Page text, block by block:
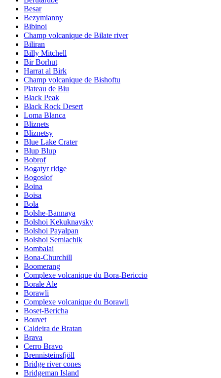
Besar
Bezymianny
Bibinoi
Champ volcanique de Bilate river
Biliran
Billy Mitchell
Bir Borhut
Harrat al Birk
Champ volcanique de Bishoftu
Plateau de Biu
Black Peak
Black Rock Desert
Loma Blanca
Bliznets
Bliznetsy
Blue Lake Crater
Blup Blup
Bobrof
Bogatyr ridge
Bogoslof
Boina
Boisa
Bola
Bolshe-Bannaya
Bolshoi Kekuknaysky
Bolshoi Payalpan
Bolshoi Semiachik
Bombalai
Bona-Churchill
Boomerang
Complexe volcanique du Bora-Bericcio
Borale Ale
Borawli
Complexe volcanique du Borawli
Boset-Bericha
Bouvet
Caldeira de Bratan
Brava
Cerro Bravo
Brennisteinsfjöll
Bridge river cones
Bridgeman Island